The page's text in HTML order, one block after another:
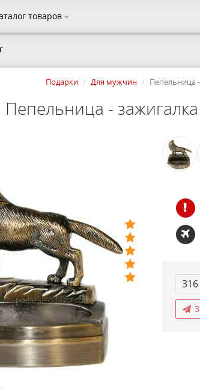
товаров
Подарки Для мужчин Пепельница
Русский Українська
Пепельница -